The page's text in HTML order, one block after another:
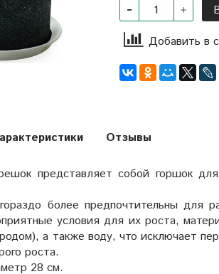
Добавить в
представляет собой горшок для
гораздо более предпочтительны для
условия для их роста,
а также воду, что исключает
роста.
28 см.
Отзывы